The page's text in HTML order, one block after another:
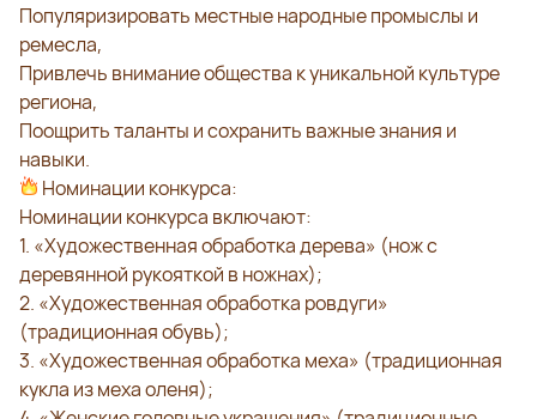
Популяризировать местные народные промыслы и
ремесла,
Привлечь внимание общества к уникальной культуре
региона,
Поощрить таланты и сохранить важные знания и
навыки.
Номинации конкурса:
Номинации конкурса включают:
1. «Художественная обработка дерева» (нож с
деревянной рукояткой в ножнах);
2. «Художественная обработка ровдуги»
(традиционная обувь);
3. «Художественная обработка меха» (традиционная
кукла из меха оленя);